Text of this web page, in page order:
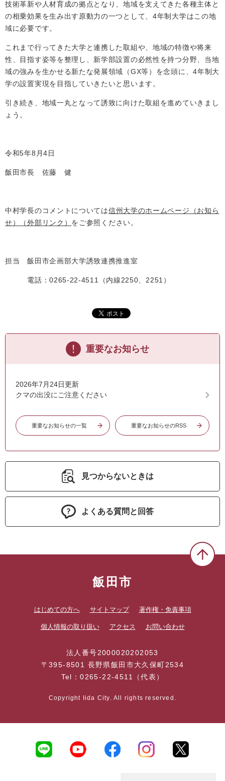
技術革新や人材育成の拠点となり、地域を支えてきた各種主体と
の相乗効果を生み出す原動力の一つとして、4年制大学はこの地
域に必要です。
これまで行ってきた大学と連携した取組や、地域の特徴や将来
性、目指す姿等を整理し、新学部設置の必然性を持つ分野、当地
域の強みを生かせる新たな発展領域（GX等）を念頭に、4年制大
学の設置実現を目指していきたいと思います。
引き続き、地域一丸となって誘致に向けた取組を進めていきまし
ょう。
令和5年8月4日
飯田市長 佐藤 健
中村学長のコメントについては信州大学のホームページ（お知ら
せ）
（外部リンク） をご参照ください。
担当 飯田市企画部大学誘致連携推進室
電話：0265-22-4511（内線2250、2251）
重要なお知らせ
2026年7月24日更新
クマの出没にご注意ください
重要なお知らせの一覧 重要なお知らせのRSS
見つからないときは
よくある質問と回答
飯田市
はじめての方へ サイトマップ 著作権・免責事項
個人情報の取り扱い アクセス お問い合わせ
法人番号2000020202053
〒395-8501 長野県飯田市大久保町2534
Tel：0265-22-4511（代表）
Copyright Iida City. All rights reserved.